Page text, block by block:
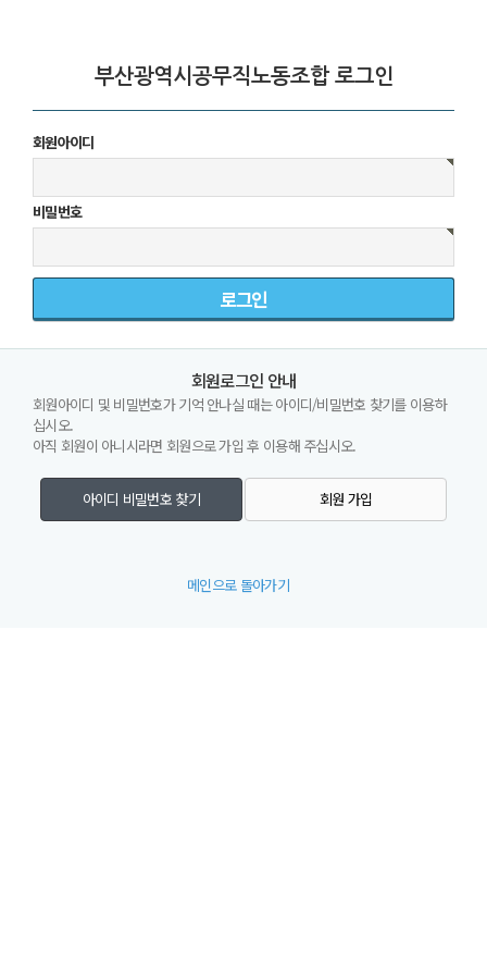
부산광역시공무직노동조합 로그인
회원아이디
비밀번호
회원로그인 안내
회원아이디 및 비밀번호가 기억 안나실 때는 아이디/비밀번호 찾기를 이용하
십시오.
아직 회원이 아니시라면 회원으로 가입 후 이용해 주십시오.
아이디 비밀번호 찾기 회원 가입
메인으로 돌아가기